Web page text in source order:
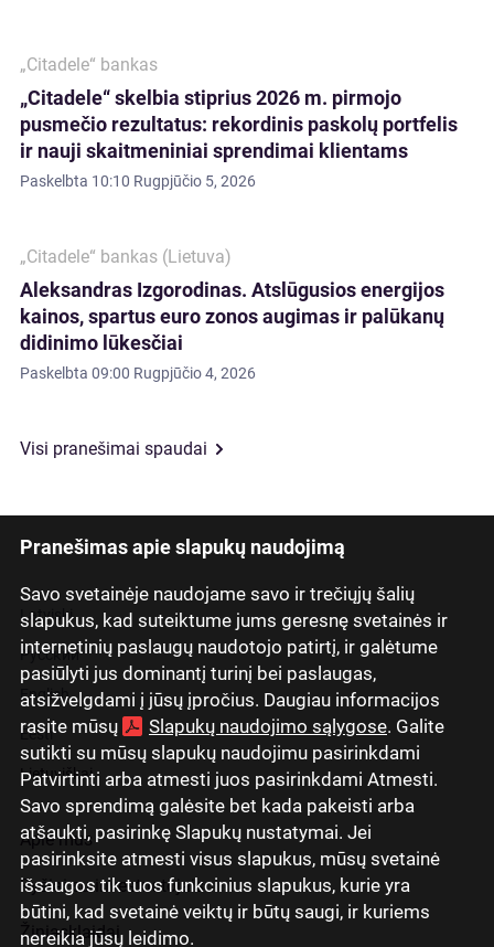
Pranešimas apie slapukų naudojimą
Savo svetainėje naudojame savo ir trečiųjų šalių
slapukus, kad suteiktume jums geresnę svetainės ir
internetinių paslaugų naudotojo patirtį, ir galėtume
pasiūlyti jus dominantį turinį bei paslaugas,
atsižvelgdami į jūsų įpročius. Daugiau informacijos
rasite mūsų
Slapukų naudojimo sąlygose. Galite
sutikti su mūsų slapukų naudojimu pasirinkdami
Patvirtinti arba atmesti juos pasirinkdami Atmesti.
Savo sprendimą galėsite bet kada pakeisti arba
atšaukti, pasirinkę Slapukų nustatymai. Jei
pasirinksite atmesti visus slapukus, mūsų svetainė
išsaugos tik tuos funkcinius slapukus, kurie yra
būtini, kad svetainė veiktų ir būtų saugi, ir kuriems
nereikia jūsų leidimo.
„Citadele“ bankas
„Citadele“ skelbia stiprius 2026 m. pirmojo
pusmečio rezultatus: rekordinis paskolų portfelis
ir nauji skaitmeniniai sprendimai klientams
Paskelbta 10:10 Rugpjūčio 5, 2026
„Citadele“ bankas (Lietuva)
Aleksandras Izgorodinas. Atslūgusios energijos
kainos, spartus euro zonos augimas ir palūkanų
didinimo lūkesčiai
Paskelbta 09:00 Rugpjūčio 4, 2026
Visi pranešimai spaudai
Latviski
Русский
English
Eesti
Lietuviškai
Apie mus
Ryšiai su investuotojais
Žiniasklaidai